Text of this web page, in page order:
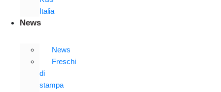
Italia
News
News
Freschi
di
stampa